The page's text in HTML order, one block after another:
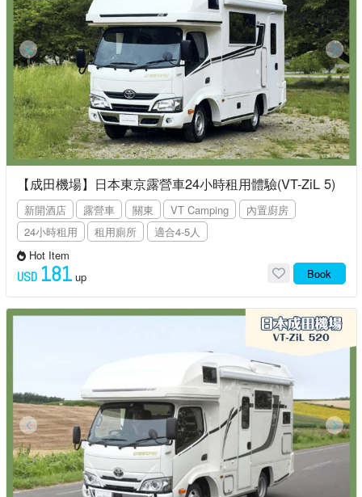
【成田機場】日本東京露營車24小時租用體驗(VT-ZiL 5)
新開酒店 露營車 關東 VT Camping
內置廚房
24小時租用
租用廁所
適合4-5人
Hot Item
USD 181 up Book